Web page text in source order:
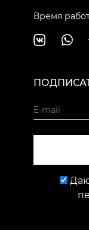
Время